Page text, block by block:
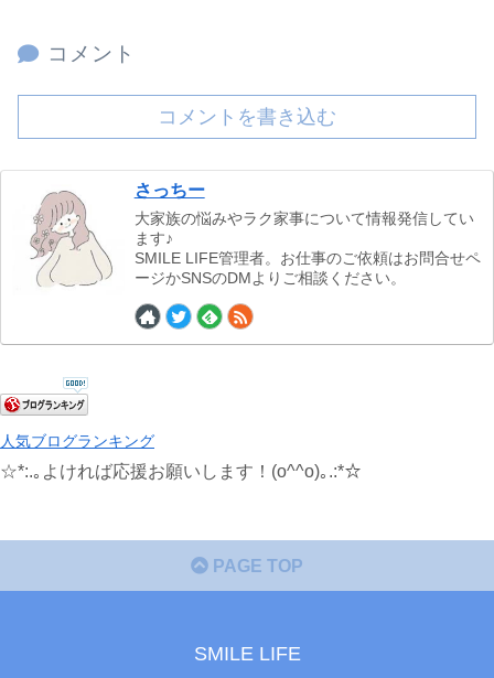
コメント
コメントを書き込む
さっちー
大家族の悩みやラク家事について情報発信してい
ます♪
SMILE LIFE管理者。お仕事のご依頼はお問合せペ
ージかSNSのDMよりご相談ください。
人気ブログランキング
☆*:.｡よければ応援お願いします！(o^^o)｡.:*☆
PAGE TOP
SMILE LIFE